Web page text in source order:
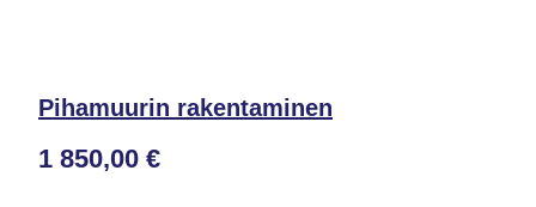
Pihamuurin rakentaminen
1 850,00 €